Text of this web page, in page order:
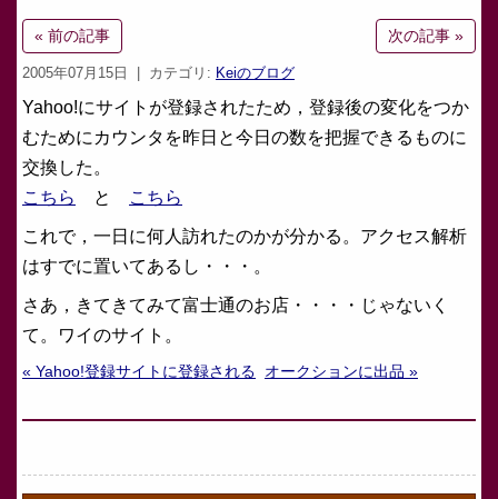
« 前の記事 次の記事 »
2005年07月15日 | カテゴリ: Keiのブログ
Yahoo!にサイトが登録されたため，登録後の変化をつか
むためにカウンタを昨日と今日の数を把握できるものに
交換した。
こちら
と こちら
これで，一日に何人訪れたのかが分かる。アクセス解析
はすでに置いてあるし・・・。
さあ，きてきてみて富士通のお店・・・・じゃないく
て。ワイのサイト。
« Yahoo!登録サイトに登録される オークションに出品 »